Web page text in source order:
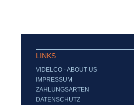
LINKS
VIDELCO - ABOUT US
IMPRESSUM
ZAHLUNGSARTEN
DATENSCHUTZ